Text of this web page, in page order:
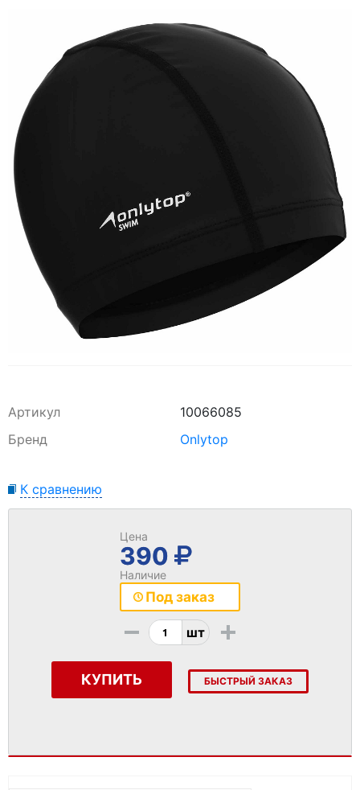
Артикул
10066085
Бренд
Onlytop
К сравнению
Цена
390
Наличие
Под заказ
- шт +
КУПИТЬ БЫСТРЫЙ ЗАКАЗ